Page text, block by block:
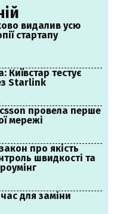
видалив усю
стартапу
Київстар тестує
Starlink
провела перше
мережі
про якість
швидкості та
для заміни